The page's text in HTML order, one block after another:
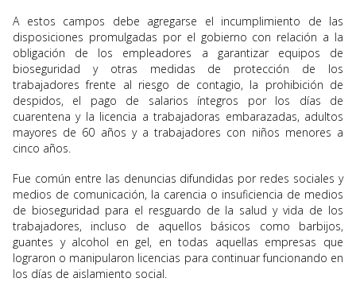
A estos campos debe agregarse el incumplimiento de las
disposiciones promulgadas por el gobierno con relación a la
obligación de los empleadores a garantizar equipos de
bioseguridad y otras medidas de protección de los
trabajadores frente al riesgo de contagio, la prohibición de
despidos, el pago de salarios íntegros por los días de
cuarentena y la licencia a trabajadoras embarazadas, adultos
mayores de 60 años y a trabajadores con niños menores a
cinco años.
Fue común entre las denuncias difundidas por redes sociales y
medios de comunicación, la carencia o insuficiencia de medios
de bioseguridad para el resguardo de la salud y vida de los
trabajadores, incluso de aquellos básicos como barbijos,
guantes y alcohol en gel, en todas aquellas empresas que
lograron o manipularon licencias para continuar funcionando en
los días de aislamiento social.